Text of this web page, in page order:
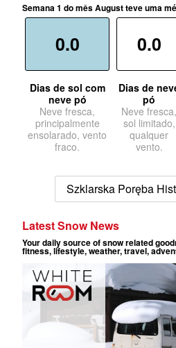
Semana 1 do mês August teve uma
0.0
Dias de sol com
neve pó
Neve fresca,
principalmente
ensolarado, vento
fraco.
0.0
Dias de
pó
Neve fresca,
sol limitado,
qualquer
vento.
Szklarska Poręba